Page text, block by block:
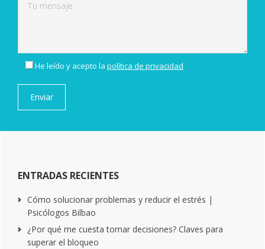
He leído y acepto lapolítica de privacidad
ENTRADAS RECIENTES
Cómo solucionar problemas y reducir el estrés |
Psicólogos Bilbao
¿Por qué me cuesta tomar decisiones? Claves para
superar el bloqueo